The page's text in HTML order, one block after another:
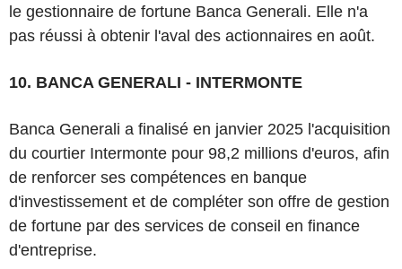
le gestionnaire de fortune Banca Generali. Elle n'a
pas réussi à obtenir l'aval des actionnaires en août.
10. BANCA GENERALI - INTERMONTE
Banca Generali a finalisé en janvier 2025 l'acquisition
du courtier Intermonte pour 98,2 millions d'euros, afin
de renforcer ses compétences en banque
d'investissement et de compléter son offre de gestion
de fortune par des services de conseil en finance
d'entreprise.